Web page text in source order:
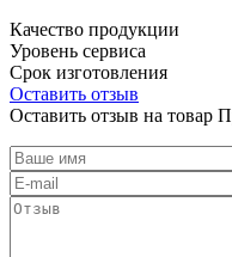
Качество продукции
Уровень сервиса
Срок изготовления
Оставить отзыв
Оставить отзыв на товар